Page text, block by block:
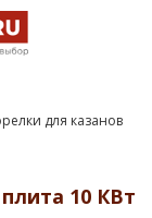
для казанов
10 КВт